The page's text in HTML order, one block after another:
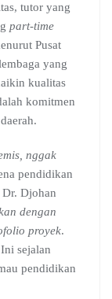
tutor yang
part-time
Pusat
yang
kualitas
komitmen
nggak
pendidikan
Djohan
dengan
proyek.
sejalan
pendidikan